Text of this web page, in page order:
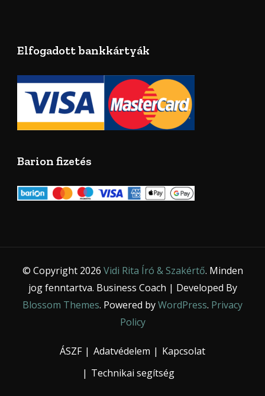
Elfogadott bankkártyák
Barion fizetés
© Copyright 2026 Vidi Rita Író & Szakértő. Minden
jog fenntartva. Business Coach | Developed By
Blossom Themes. Powered byWordPress. Privacy
Policy
ÁSZF Adatvédelem
Kapcsolat
Technikai segítség